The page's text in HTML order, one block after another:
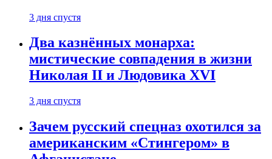
3 дня спустя
Два казнённых монарха:
мистические совпадения в жизни
Николая II и Людовика XVI
3 дня спустя
Зачем русский спецназ охотился за
американским «Стингером» в